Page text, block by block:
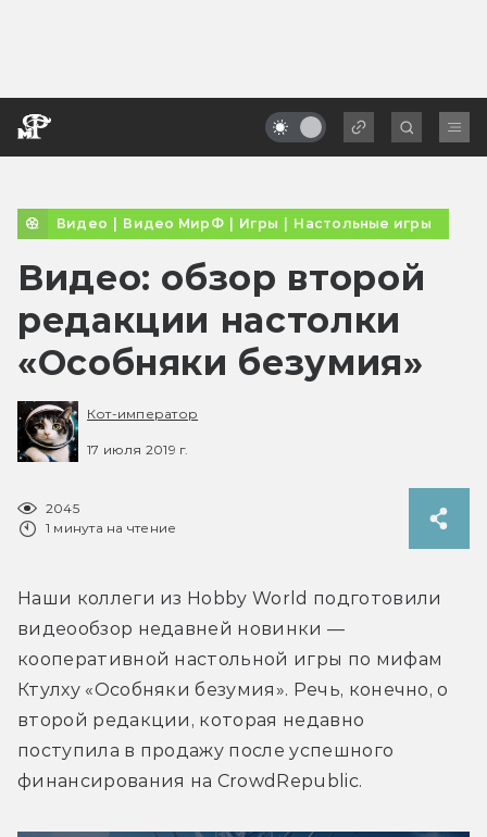
Видео | Видео МирФ | Игры | Настольные игры
Видео: обзор второй
редакции настолки
«Особняки безумия»
Кот-император
17 июля 2019 г.
2045
1 минута на чтение
Наши коллеги из Hobby World подготовили
видеообзор недавней новинки —
кооперативной настольной игры по мифам
Ктулху «Особняки безумия». Речь, конечно, о
второй редакции, которая недавно
поступила в продажу после успешного
финансирования на CrowdRepublic.